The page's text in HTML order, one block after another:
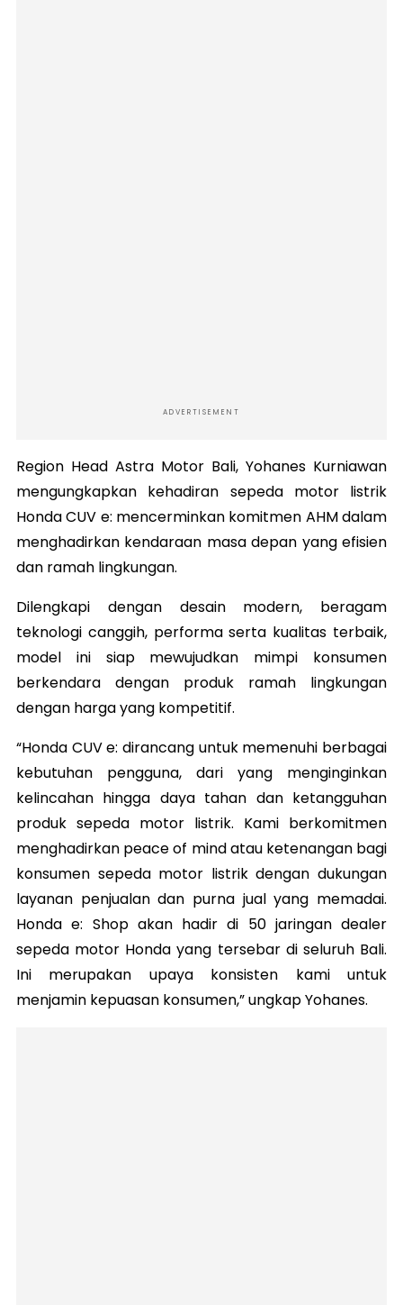
ADVERTISEMENT
Region Head Astra Motor Bali, Yohanes Kurniawan
mengungkapkan kehadiran sepeda motor listrik
Honda CUV e: mencerminkan komitmen AHM dalam
menghadirkan kendaraan masa depan yang efisien
dan ramah lingkungan.
Dilengkapi dengan desain modern, beragam
teknologi canggih, performa serta kualitas terbaik,
model ini siap mewujudkan mimpi konsumen
berkendara dengan produk ramah lingkungan
dengan harga yang kompetitif.
“Honda CUV e: dirancang untuk memenuhi berbagai
kebutuhan pengguna, dari yang menginginkan
kelincahan hingga daya tahan dan ketangguhan
produk sepeda motor listrik. Kami berkomitmen
menghadirkan peace of mind atau ketenangan bagi
konsumen sepeda motor listrik dengan dukungan
layanan penjualan dan purna jual yang memadai.
Honda e: Shop akan hadir di 50 jaringan dealer
sepeda motor Honda yang tersebar di seluruh Bali.
Ini merupakan upaya konsisten kami untuk
menjamin kepuasan konsumen,” ungkap Yohanes.